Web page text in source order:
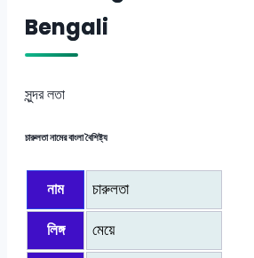
Bengali
সুন্দর লতা
চারুলতা নামের বাংলা বৈশিষ্ট্য
নাম চারুলতা
লিঙ্গ মেয়ে